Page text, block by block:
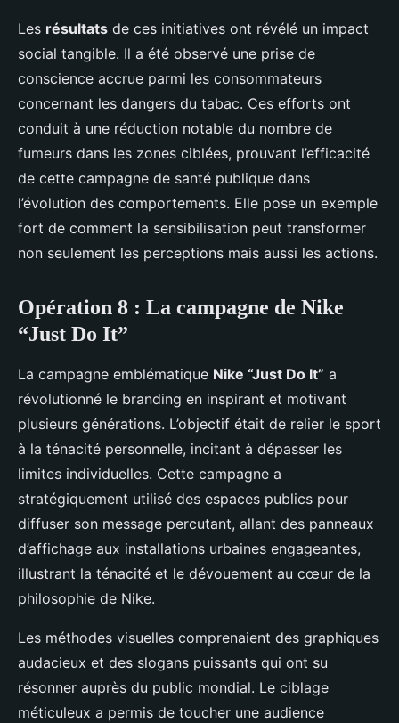
Les résultats de ces initiatives ont révélé un impact
social tangible. Il a été observé une prise de
conscience accrue parmi les consommateurs
concernant les dangers du tabac. Ces efforts ont
conduit à une réduction notable du nombre de
fumeurs dans les zones ciblées, prouvant l’efficacité
de cette campagne de santé publique dans
l’évolution des comportements. Elle pose un exemple
fort de comment la sensibilisation peut transformer
non seulement les perceptions mais aussi les actions.
Opération 8 : La campagne de Nike
“Just Do It”
La campagne emblématique Nike “Just Do It” a
révolutionné le branding en inspirant et motivant
plusieurs générations. L’objectif était de relier le sport
à la ténacité personnelle, incitant à dépasser les
limites individuelles. Cette campagne a
stratégiquement utilisé des espaces publics pour
diffuser son message percutant, allant des panneaux
d’affichage aux installations urbaines engageantes,
illustrant la ténacité et le dévouement au cœur de la
philosophie de Nike.
Les méthodes visuelles comprenaient des graphiques
audacieux et des slogans puissants qui ont su
résonner auprès du public mondial. Le ciblage
méticuleux a permis de toucher une audience